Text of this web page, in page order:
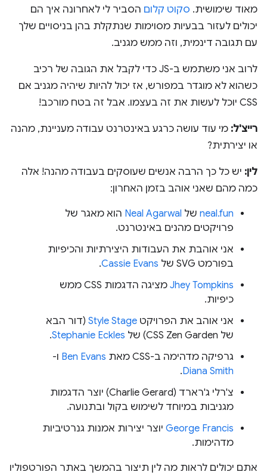
מאוד שימושית. סקוט קלום הסביר לי לאחרונה איך הם
יכולים לעזור בבעיות מסוימות שנתקלת בהן בניסויים שלך
עם תגובה דינמית, וזה ממש מגניב.
לרוב אני משתמש ב-JS כדי לקבל את הגובה של רכיב
כשהוא לא מוגדר במפורש, אז יכול להיות שיהיה מגניב אם
CSS יוכל לעשות את זה בעצמו. אבל זה בטח מורכב!
רייצ'ל: מי עוד עושה כרגע באינטרנט עבודה מעניינת, מהנה
או יצירתית?
לין: יש כל כך הרבה אנשים שעוסקים בעבודה מהנה! אלה
כמה מהם שאני אוהב בזמן האחרון:
neal.fun של Neal Agarwal הוא מאגר של
פרויקטים מהנים באינטרנט.
אני אוהבת את העבודות היצירתיות והכיפיות
בפורמט SVG של
Cassie Evans
.
Jhey Tompkins
מציגה הדגמות CSS ממש
כיפיות.
אני אוהב את הפרויקט Style Stage (דור הבא
של CSS Zen Garden) של
Stephanie Eckles
.
גרפיקה מדהימה ב-CSS מאת
Ben Evans ו-
Diana Smith
.
צ'רלי ג'רארד (Charlie Gerard) יוצר הדגמות
מגניבות במיוחד לשימוש בקול ובתנועה.
George Francis יוצר יצירות אמנות גנרטיביות
מדהימות.
אתם יכולים לראות מה לין תיצור בהמשך באתר הפורטפוליו